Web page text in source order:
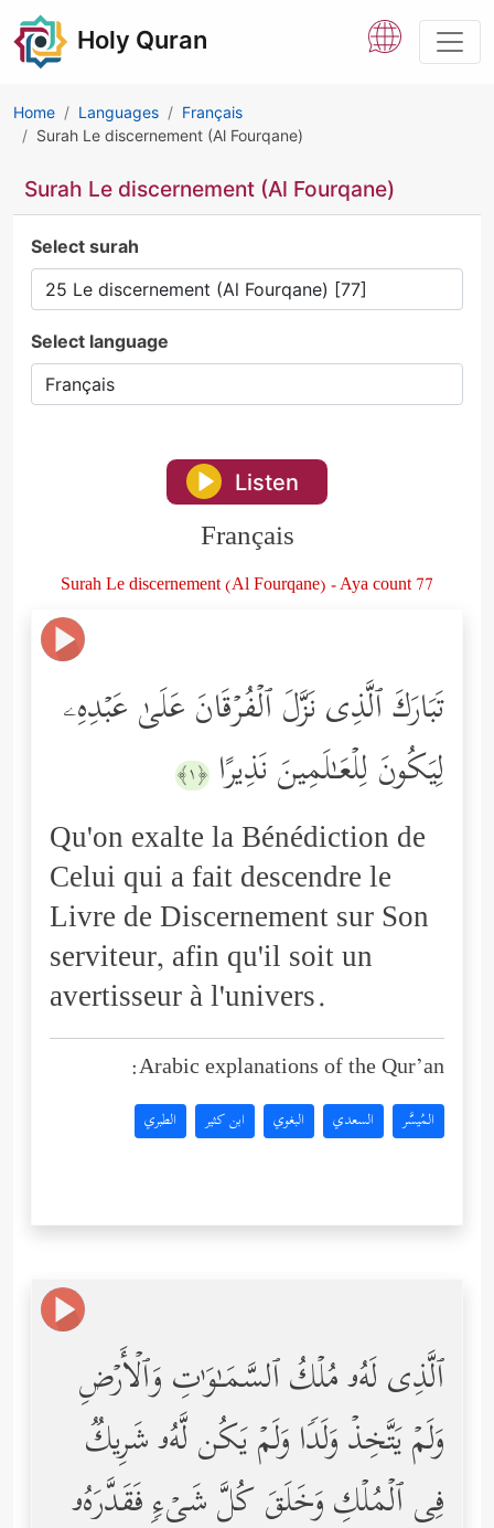
Holy Quran
Home Languages
Français
Surah Le discernement (Al Fourqane)
Surah Le discernement (Al Fourqane)
Select surah
Select language
Listen
Français
Surah Le discernement (Al Fourqane) - Aya count 77
تَبَارَكَ ٱلَّذِی نَزَّلَ ٱلۡفُرۡقَانَ عَلَىٰ عَبۡدِهِۦ
لِیَكُونَ لِلۡعَـٰلَمِینَ نَذِیرًا ﴿١﴾
Qu'on exalte la Bénédiction de
Celui qui a fait descendre le
Livre de Discernement sur Son
serviteur, afin qu'il soit un
avertisseur à l'univers.
Arabic explanations of the Qur’an:
المُيسَّر السعدي البغوي ابن كثير الطبري
ٱلَّذِی لَهُۥ مُلۡكُ ٱلسَّمَـٰوَ ٰ⁠تِ وَٱلۡأَرۡضِ
وَلَمۡ یَتَّخِذۡ وَلَدࣰا وَلَمۡ یَكُن لَّهُۥ شَرِیكࣱ
فِی ٱلۡمُلۡكِ وَخَلَقَ كُلَّ شَیۡءࣲ فَقَدَّرَهُۥ